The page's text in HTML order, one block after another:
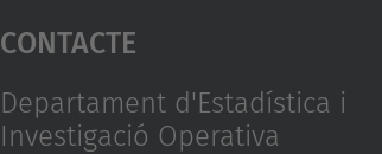
Contacte
Departament d'Estadística i
Investigació Operativa